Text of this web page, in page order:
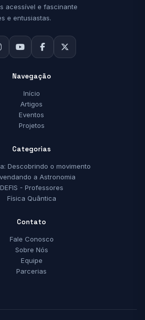
acessível e fascinante
e entusiastas.
Navegação
Início
Artigos
Eventos
Projetos
Categorias
Descobrindo o movimento
a Astronomia
DEFIS - Professores
Física Quântica
Contato
Fale Conosco
Sobre Nós
Equipe
Parcerias